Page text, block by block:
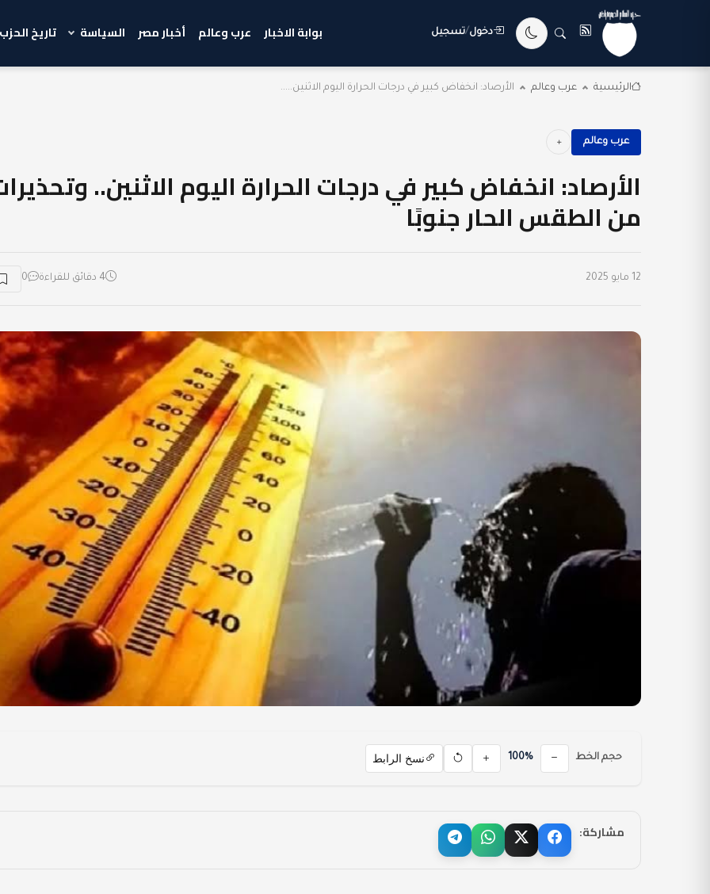
دخول/تسجيل بوابة الاخبار عرب وعالم أخبار مصر السياسة تاريخ الحزب
الرئيسية عرب وعالم الأرصاد: انخفاض كبير في درجات الحرارة اليوم الاثنين.....
عرب وعالم
الأرصاد: انخفاض كبير في درجات الحرارة اليوم الاثنين..
من الطقس الحار جنوبًا
12 مايو 2025 4 دقائق للقراءة 0
حجم الخط 100% نسخ الرابط
مشاركة: